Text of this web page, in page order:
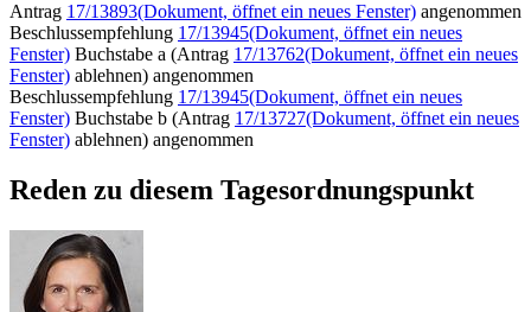
Antrag 17/13893(Dokument, öffnet ein neues Fenster) angenommen
Beschlussempfehlung 17/13945(Dokument, öffnet ein neues
Fenster) Buchstabe a (Antrag 17/13762(Dokument, öffnet ein neues
Fenster) ablehnen) angenommen
Beschlussempfehlung 17/13945(Dokument, öffnet ein neues
Fenster) Buchstabe b (Antrag 17/13727(Dokument, öffnet ein neues
Fenster) ablehnen) angenommen
Reden zu diesem Tagesordnungspunkt